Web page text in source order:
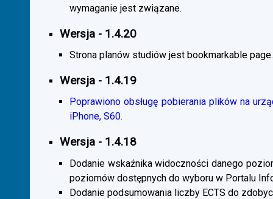
wymaganie jest związane.
Wersja - 1.4.20
Strona planów studiów jest bookmarkable page.
Wersja - 1.4.19
Poprawiono obsługę pobierania plików na
iPhone, S60.
Wersja - 1.4.18
Dodanie wskaźnika widoczności danego
poziomów dostępnych do wyboru w Portalu
Dodanie podsumowania liczby ECTS do